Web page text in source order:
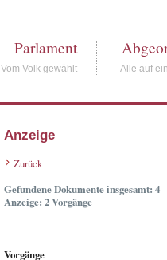
Parlament
Vom Volk gewählt Alle auf
Anzeige
Zurück
Gefundene Dokumente insgesamt: 4
Anzeige: 2 Vorgänge
Vorgänge